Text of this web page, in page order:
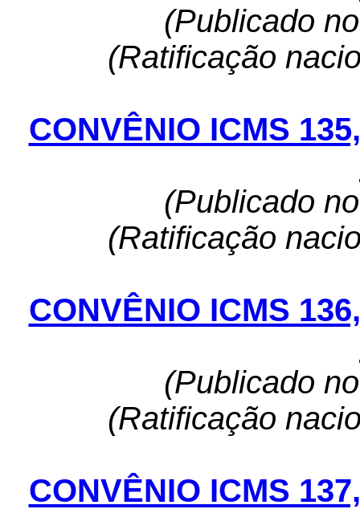
(Publicado
(Ratificação
CONVÊNIO ICMS
(Publicado
(Ratificação
CONVÊNIO ICMS
(Publicado
(Ratificação
CONVÊNIO ICMS